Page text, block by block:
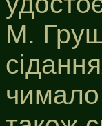
М.
чимало